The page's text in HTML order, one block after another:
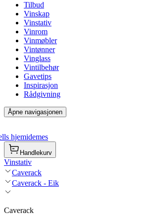
Tilbud
Vinskap
Vinstativ
Vinrom
Vinmøbler
Vintønner
Vinglass
Vintilbehør
Gavetips
Inspirasjon
Rådgivning
Åpne navigasjonen
hjemidemes
Handlekurv
Vinstativ
Caverack
Caverack - Eik
Caverack